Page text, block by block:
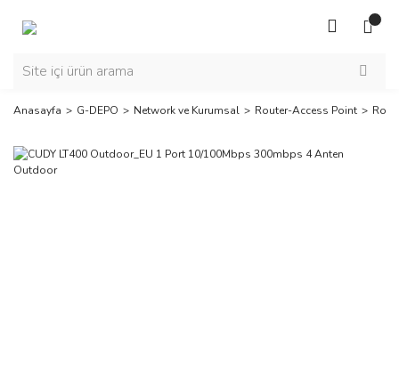
Anasayfa G-DEPO Network ve Kurumsal Router-Access Point